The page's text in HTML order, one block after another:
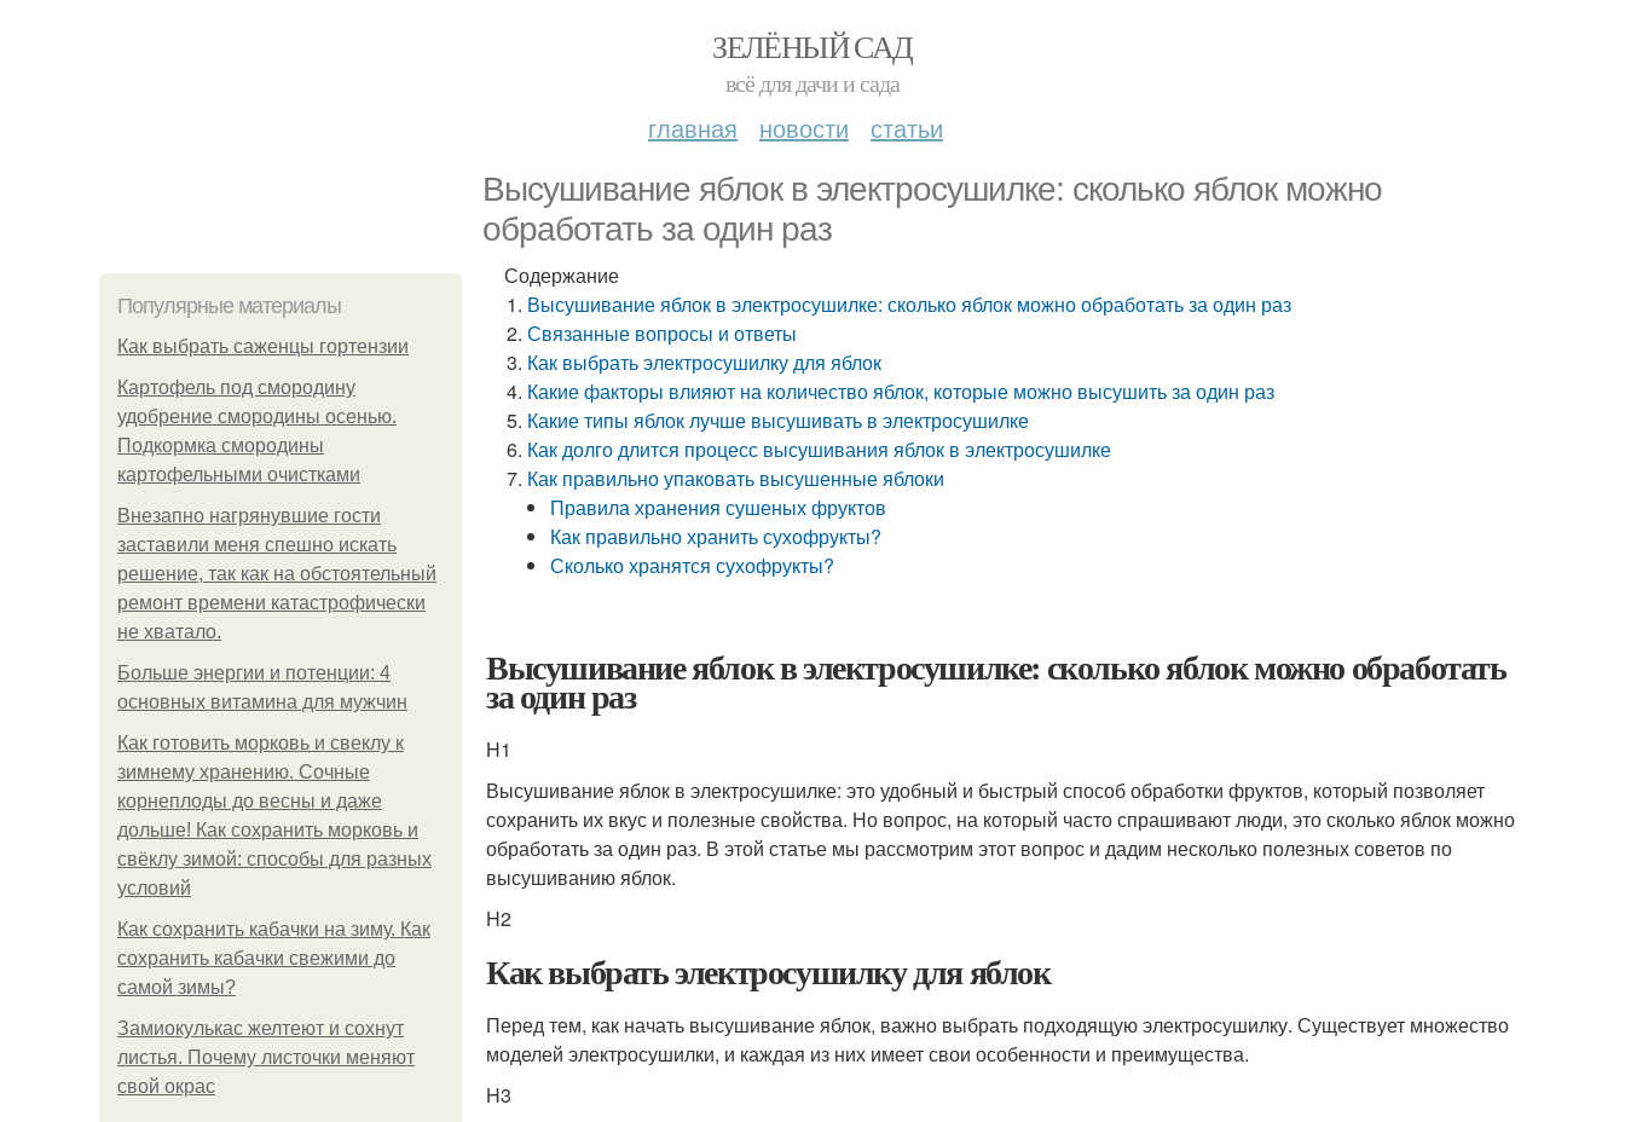
ЗЕЛЁНЫЙ САД
всё для дачи и сада
главная новости статьи
Высушивание яблок в электросушилке: сколько яблок можно
обработать за один раз
Популярные материалы
Как выбрать саженцы гортензии
Картофель под смородину
удобрение смородины осенью.
Подкормка смородины
картофельными очистками
Внезапно нагрянувшие гости
заставили меня спешно искать
решение, так как на обстоятельный
ремонт времени катастрофически
не хватало.
Больше энергии и потенции: 4
основных витамина для мужчин
Как готовить морковь и свеклу к
зимнему хранению. Сочные
корнеплоды до весны и даже
дольше! Как сохранить морковь и
свёклу зимой: способы для разных
условий
Как сохранить кабачки на зиму. Как
сохранить кабачки свежими до
самой зимы?
Замиокулькас желтеют и сохнут
листья. Почему листочки меняют
свой окрас
Содержание
Высушивание яблок в электросушилке: сколько яблок можно обработать за один раз
Связанные вопросы и ответы
Как выбрать электросушилку для яблок
Какие факторы влияют на количество яблок, которые можно высушить за один раз
Какие типы яблок лучше высушивать в электросушилке
Как долго длится процесс высушивания яблок в электросушилке
Как правильно упаковать высушенные яблоки
Правила хранения сушеных фруктов
Как правильно хранить сухофрукты?
Сколько хранятся сухофрукты?
Высушивание яблок в электросушилке: сколько яблок можно обработать
за один раз
H1
Высушивание яблок в электросушилке: это удобный и быстрый способ обработки фруктов, который позволяет
сохранить их вкус и полезные свойства. Но вопрос, на который часто спрашивают люди, это сколько яблок можно
обработать за один раз. В этой статье мы рассмотрим этот вопрос и дадим несколько полезных советов по
высушиванию яблок.
H2
Как выбрать электросушилку для яблок
Перед тем, как начать высушивание яблок, важно выбрать подходящую электросушилку. Существует множество
моделей электросушилки, и каждая из них имеет свои особенности и преимущества.
H3